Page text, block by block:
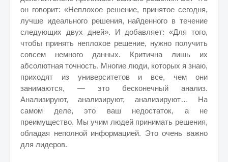
он говорит: «Неплохое решение, принятое сегодня,
лучше идеального решения, найденного в течение
следующих двух дней». И добавляет: «Для того,
чтобы принять неплохое решение, нужно получить
совсем немного данных. Критична лишь их
абсолютная точность. Многие люди, которых я знаю,
приходят из университетов и все, чем они
занимаются, — это бесконечный анализ.
Анализируют, анализируют, анализируют… На
самом деле, это ваш недостаток, а не
преимущество. Мы учим людей принимать решения,
обладая неполной информацией. Это очень важно
для лидеров.